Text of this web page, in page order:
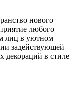
нового
любого
лиц в уютном
задействующей
декораций в стиле